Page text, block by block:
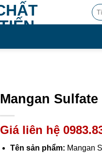
Tìm
Mangan
Giá liên hệ
Tên sản phẩm: Mangan